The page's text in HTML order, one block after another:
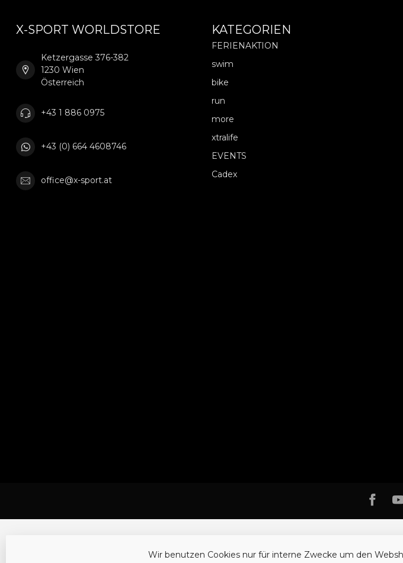
X-SPORT WORLDSTORE
Ketzergasse 376-382
1230 Wien
Österreich
+43 1 886 0975
+43 (0) 664 4608746
office@x-sport.at
KATEGORIEN
FERIENAKTION
swim
bike
run
more
xtralife
EVENTS
Cadex
Wir benutzen Cookies nur für interne Zwecke um den